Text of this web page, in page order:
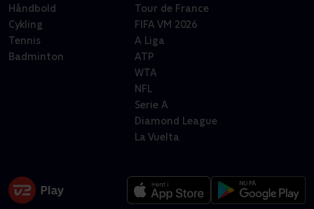
Håndbold
Cykling
Tennis
Badminton
Tour de France
FIFA VM 2026
A Liga
ATP
WTA
NFL
Serie A
Diamond League
La Vuelta